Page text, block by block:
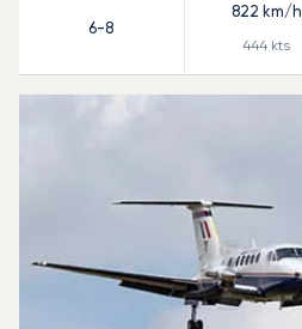
6-8
822 km/h
444 kts